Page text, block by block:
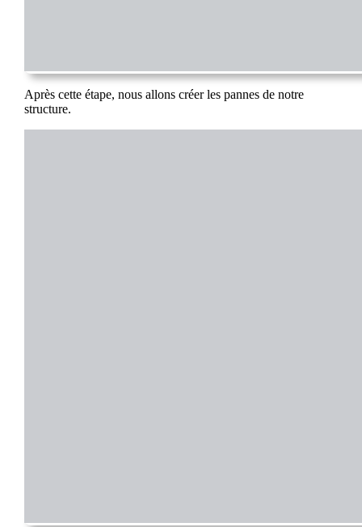
Après cette étape, nous allons créer les pannes de notre
structure.